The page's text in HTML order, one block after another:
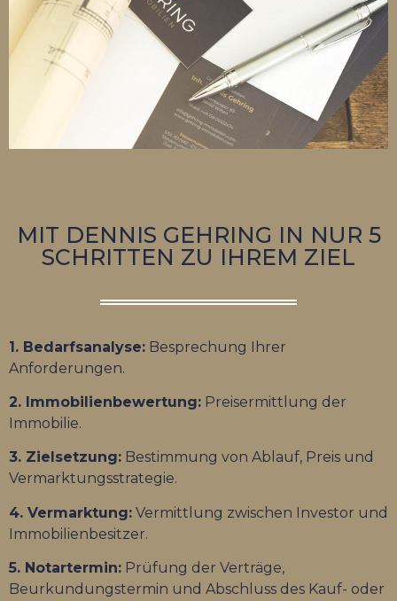
MIT DENNIS GEHRING IN NUR 5
SCHRITTEN ZU IHREM ZIEL
1. Bedarfsanalyse: Besprechung Ihrer
Anforderungen.
2. Immobilienbewertung: Preisermittlung der
Immobilie.
3. Zielsetzung: Bestimmung von Ablauf, Preis und
Vermarktungsstrategie.
4. Vermarktung: Vermittlung zwischen Investor und
Immobilienbesitzer.
5. Notartermin: Prüfung der Verträge,
Beurkundungstermin und Abschluss des Kauf- oder